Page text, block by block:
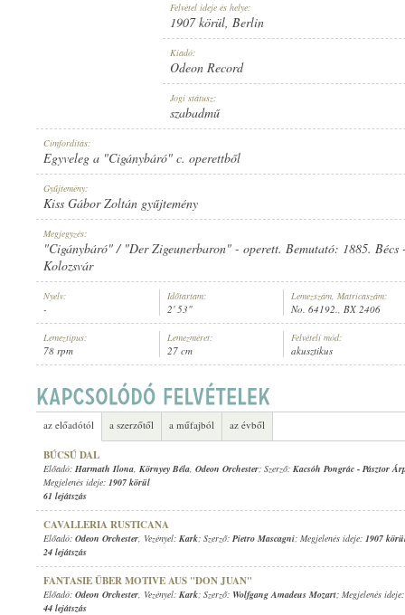
ELŐADÓ: ODEON ORCHESTER, VEZÉNYEL:KARK
LEMEZSZÁM:
Felvétel ideje és helye:
1907 körül, Berlin
Kiadó:
Odeon Record
Jogi státusz:
szabadmű
Címfordítás:
Egyveleg a "Cigánybáró" c. operettből
Gyűjtemény:
Kiss Gábor Zoltán gyűjtemény
Megjegyzés:
"Cigánybáró" / "Der Zigeunerbaron" - operett. Bemutató: 1885. Bécs
Kolozsvár
Nyelv:
-
Időtartam:
2' 53"
Lemezszám, Matricaszám:
No. 64192., BX 2406
Lemeztípus:
78 rpm
Lemezméret:
27 cm
Felvételi mód:
akusztikus
az előadótól a szerzőtől a műfajból az évből
BÚCSÚ DAL
Előadó: Harmath Ilona, Környey Béla, Odeon Orchester; Szerző: Kacsóh Pongrác - Pásztor
Megjelenés ideje: 1907 körül
61 lejátszás
CAVALLERIA RUSTICANA
Előadó: Odeon Orchester, Vezényel: Kark; Szerző: Pietro Mascagni; Megjelenés ideje: 1907
24 lejátszás
FANTASIE ÜBER MOTIVE AUS "DON JUAN"
Előadó: Odeon Orchester, Vezényel: Kark; Szerző: Wolfgang Amadeus Mozart; Megjelenés
44 lejátszás